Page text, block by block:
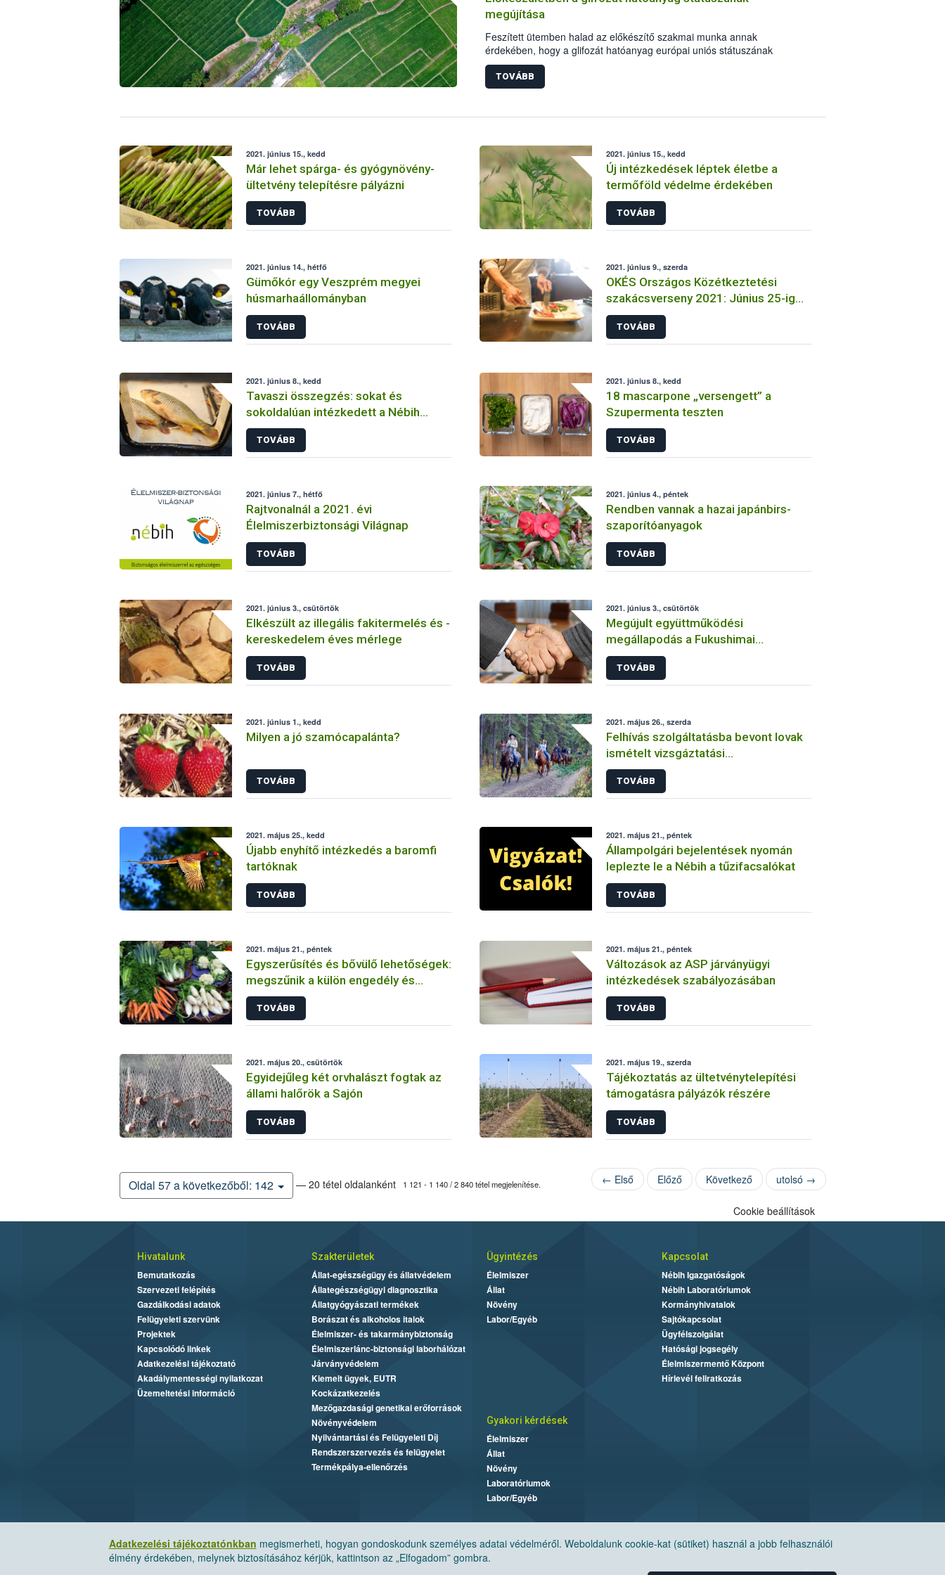
megújítása
Feszített ütemben halad az előkészítő szakmai munka annak
érdekében, hogy a glifozát hatóanyag európai uniós státuszának
megújításáról időben döntés születhessen. A négy előkészítő tagállam
határidőre elkészítette jelentéstervezetét, melyben, az eddigi
tudományos adatok alapján, a hatóanyag megújítására tettek javaslatot.
TOVÁBB
2021. június 15., kedd
Már lehet spárga- és gyógynövény-
ültetvény telepítésre pályázni
TOVÁBB
2021. június 15., kedd
Új intézkedések léptek életbe a
termőföld védelme érdekében
TOVÁBB
2021. június 14., hétfő
Gümőkór egy Veszprém megyei
húsmarhaállományban
TOVÁBB
2021. június 9., szerda
OKÉS Országos Közétkeztetési
szakácsverseny 2021: Június 25-ig
lehet nevezni
TOVÁBB
2021. június 8., kedd
Tavaszi összegzés: sokat és
sokoldalúan intézkedett a Nébih
Állami Halőri Szolgálata
TOVÁBB
2021. június 8., kedd
18 mascarpone „versengett” a
Szupermenta teszten
TOVÁBB
2021. június 7., hétfő
Rajtvonalnál a 2021. évi
Élelmiszerbiztonsági Világnap
TOVÁBB
2021. június 4., péntek
Rendben vannak a hazai japánbirs-
szaporítóanyagok
TOVÁBB
2021. június 3., csütörtök
Elkészült az illegális fakitermelés és -
kereskedelem éves mérlege
TOVÁBB
2021. június 3., csütörtök
Megújult együttműködési
megállapodás a Fukushimai
Egyetemmel
TOVÁBB
2021. június 1., kedd
Milyen a jó szamócapalánta?
TOVÁBB
2021. május 26., szerda
Felhívás szolgáltatásba bevont lovak
ismételt vizsgáztatási
kötelezettségére
TOVÁBB
2021. május 25., kedd
Újabb enyhítő intézkedés a baromfi
tartóknak
TOVÁBB
2021. május 21., péntek
Állampolgári bejelentések nyomán
leplezte le a Nébih a tűzifacsalókat
TOVÁBB
2021. május 21., péntek
Egyszerűsítés és bővülő lehetőségek:
megszűnik a külön engedély és
változnak a kistermelői szabályok
TOVÁBB
2021. május 21., péntek
Változások az ASP járványügyi
intézkedések szabályozásában
TOVÁBB
2021. május 20., csütörtök
Egyidejűleg két orvhalászt fogtak az
állami halőrök a Sajón
TOVÁBB
2021. május 19., szerda
Tájékoztatás az ültetvénytelepítési
támogatásra pályázók részére
TOVÁBB
Oldal 57 a következőből: 142 — 20 tétel oldalanként 1 121 - 1 140 / 2 840 tétel megjelenítése. ← Első Előző Következő utolsó →
Adatkezelési tájékoztatónkban megismerheti, hogyan gondoskodunk személyes adatai védelméről. Weboldalunk cookie-kat (sütiket) használ a jobb felhasználói
élmény érdekében, melynek biztosításához kérjük, kattintson az „Elfogadom” gombra.
Cookie beállítások
Hivatalunk
Bemutatkozás
Szervezeti felépítés
Gazdálkodási adatok
Felügyeleti szervünk
Projektek
Kapcsolódó linkek
Adatkezelési tájékoztató
Akadálymentességi nyilatkozat
Üzemeltetési információ
Szakterületek
Állat-egészségügy és állatvédelem
Állategészségügyi diagnosztika
Állatgyógyászati termékek
Borászat és alkoholos italok
Élelmiszer- és takarmánybiztonság
Élelmiszerlánc-biztonsági laborhálózat
Járványvédelem
Kiemelt ügyek, EUTR
Kockázatkezelés
Mezőgazdasági genetikai erőforrások
Növényvédelem
Nyilvántartási és Felügyeleti Díj
Rendszerszervezés és felügyelet
Termékpálya-ellenőrzés
Ügyintézés
Élelmiszer
Állat
Növény
Labor/Egyéb
Kapcsolat
Nébih Igazgatóságok
Nébih Laboratóriumok
Kormányhivatalok
Sajtókapcsolat
Ügyfélszolgálat
Hatósági jogsegély
Élelmiszermentő Központ
Hírlevél feliratkozás
Gyakori kérdések
Élelmiszer
Állat
Növény
Laboratóriumok
Labor/Egyéb